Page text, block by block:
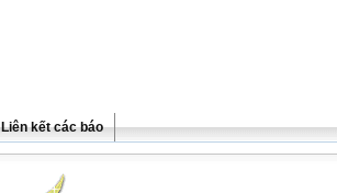
Liên kết các báo